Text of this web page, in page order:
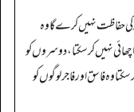
حفاظت نہیں کرے گا وہ
نہیں کر سکتا، دوسروں کو
وہ فاسق اور فاجر لوگوں کو